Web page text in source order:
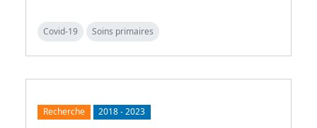
Covid-19 Soins primaires
Recherche 2018-2023